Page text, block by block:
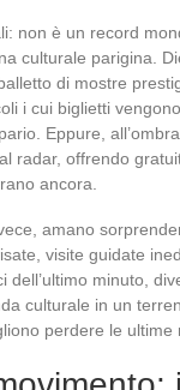
non è un record
culturale parigina.
di mostre
i cui biglietti
Eppure,
radar, offrendo
ancora.
amano
visite guidate
dell’ultimo minuto,
culturale in un
perdere le ultime